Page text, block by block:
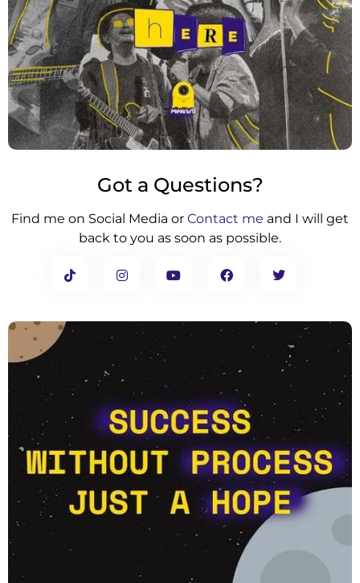
Got a Questions?
Find me on Social Media or Contact me and I will get
back to you as soon as possible.